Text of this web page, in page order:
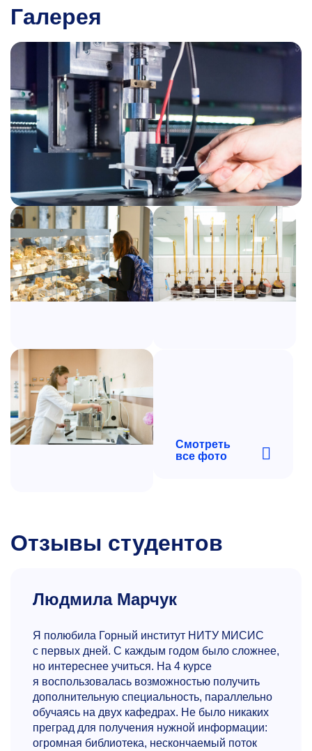
Дмитрий Витальевич
Шехирев
К.т.н., с.н.с., доценткафедры обогащения
и переработки полезных ископаемых
и техногенного сырья
Профессиональной сферой деятельности
являются процессы, аппараты и технологии
флотационного и гравитационного
обогащения руд, контроля и опробования
технологического процесса, моделирования
процессов и схем обогащения минерального
сырья. Имеет большой опыт
исследовательской, учебно-методической и
экспертной работы, технологической работы
на обогатительных фабриках, опыт подготовки
российских и международных магистров и
аспирантов, а также опыт управленческой
деятельности.
Галерея
Смотреть
все фото
Отзывы студентов
Людмила Марчук
Я полюбила Горный институт НИТУ МИСИС
с первых дней. С каждым годом было сложнее,
но интереснее учиться. На 4 курсе
я воспользовалась возможностью получить
дополнительную специальность, параллельно
обучаясь на двух кафедрах. Не было никаких
преград для получения нужной информации:
огромная библиотека, нескончаемый поток